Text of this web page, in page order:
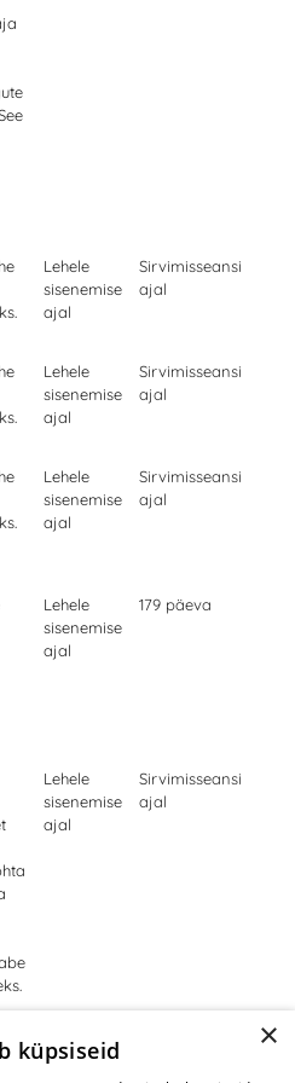
Lehele
sisenemise
ajal
Sirvimisseansi
ajal
Lehele
sisenemise
ajal
Sirvimisseansi
ajal
Lehele
sisenemise
ajal
Sirvimisseansi
ajal
Lehele
sisenemise
ajal
179 päeva
Lehele
sisenemise
ajal
Sirvimisseansi
ajal
muutes oma brauseri seadeid.
×
küpsiseid